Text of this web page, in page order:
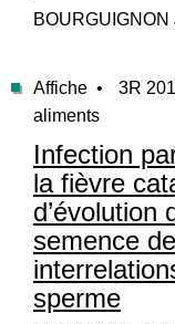
BOURGUIGNON
Affiche •
3R
aliments
Infection
la fièvre
d’évolution
semence
sperme